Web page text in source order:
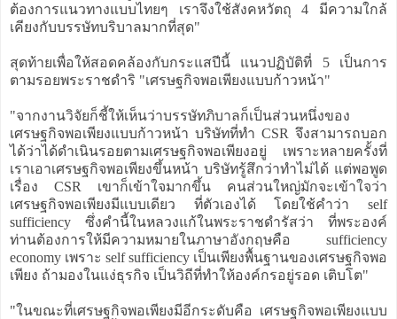
ต้องการแนวทางแบบไทยๆ เราจึงใช้สังคหวัตถุ 4 มีความใกล้
เคียงกับบรรษัทบริบาลมากที่สุด"
สุดท้ายเพื่อให้สอดคล้องกับกระแสปีนี้ แนวปฏิบัติที่ 5 เป็นการ
ตามรอยพระราชดำริ "เศรษฐกิจพอเพียงแบบก้าวหน้า"
"จากงานวิจัยก็ชี้ให้เห็นว่าบรรษัทภิบาลก็เป็นส่วนหนึ่งของ
เศรษฐกิจพอเพียงแบบก้าวหน้า บริษัทที่ทำ CSR จึงสามารถบอก
ได้ว่าได้ดำเนินรอยตามเศรษฐกิจพอเพียงอยู่ เพราะหลายครั้งที่
เราเอาเศรษฐกิจพอเพียงขึ้นหน้า บริษัทรู้สึกว่าทำไม่ได้ แต่พอพูด
เรื่อง CSR เขาก็เข้าใจมากขึ้น คนส่วนใหญ่มักจะเข้าใจว่า
เศรษฐกิจพอเพียงมีแบบเดียว ที่ตัวเองได้ โดยใช้คำว่า self
sufficiency ซึ่งคำนี้ในหลวงแก้ในพระราชดำรัสว่า ที่พระองค์
ท่านต้องการให้มีความหมายในภาษาอังกฤษคือ sufficiency
economy เพราะ self sufficiency เป็นเพียงพื้นฐานของเศรษฐกิจพอ
เพียง ถ้ามองในแง่ธุรกิจ เป็นวิถีที่ทำให้องค์กรอยู่รอด เติบโต"
"ในขณะที่เศรษฐกิจพอเพียงมีอีกระดับคือ เศรษฐกิจพอเพียงแบบ